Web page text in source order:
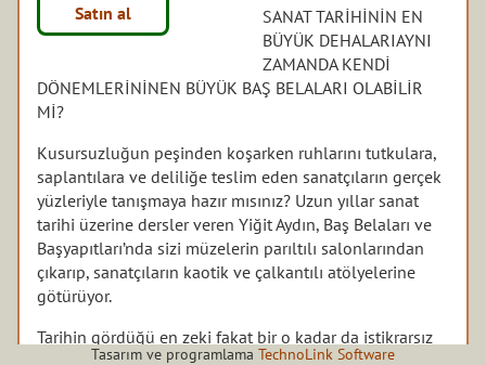
Satın al
SANAT TARİHİNİN EN
BÜYÜK DEHALARIAYNI
ZAMANDA KENDİ
DÖNEMLERİNİNEN BÜYÜK BAŞ BELALARI OLABİLİR
Mİ?
Kusursuzluğun peşinden koşarken ruhlarını tutkulara,
saplantılara ve deliliğe teslim eden sanatçıların gerçek
yüzleriyle tanışmaya hazır mısınız? Uzun yıllar sanat
tarihi üzerine dersler veren Yiğit Aydın, Baş Belaları ve
Başyapıtları’nda sizi müzelerin parıltılı salonlarından
çıkarıp, sanatçıların kaotik ve çalkantılı atölyelerine
götürüyor.
Tarihin gördüğü en zeki fakat bir o kadar da istikrarsız
insanlardan Leonardo da Vinci’nin bitmek bilmez
Tasarım ve programlama TechnoLink Software